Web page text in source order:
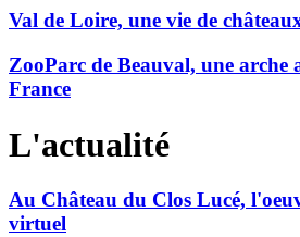
Val de Loire, une vie de
ZooParc de Beauval, une arche
France
L'actualité
Au Château du Clos Lucé,
virtuel